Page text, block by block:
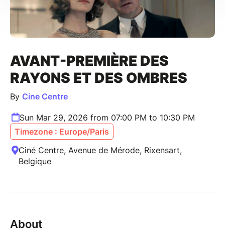
AVANT-PREMIÈRE DES
RAYONS ET DES OMBRES
By Cine Centre
Sun Mar 29, 2026 from 07:00 PM to 10:30 PM
Timezone : Europe/Paris
Ciné Centre, Avenue de Mérode, Rixensart,
Belgique
About